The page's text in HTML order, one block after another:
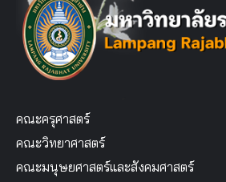
คณะครุศาสตร์
คณะวิทยาศาสตร์
คณะมนุษยศาสตร์และสังคมศาสตร์